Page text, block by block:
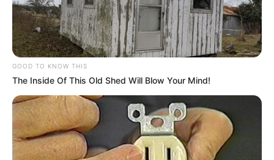
GOOD TO KNOW THIS
The Inside Of This Old Shed Will Blow Your Mind!